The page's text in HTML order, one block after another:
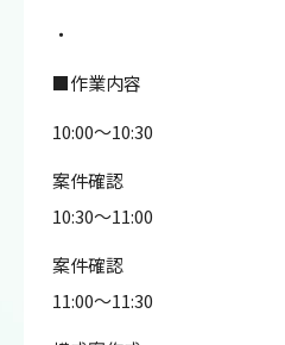
・
■作業内容
10:00～10:30
案件確認
10:30～11:00
案件確認
11:00～11:30